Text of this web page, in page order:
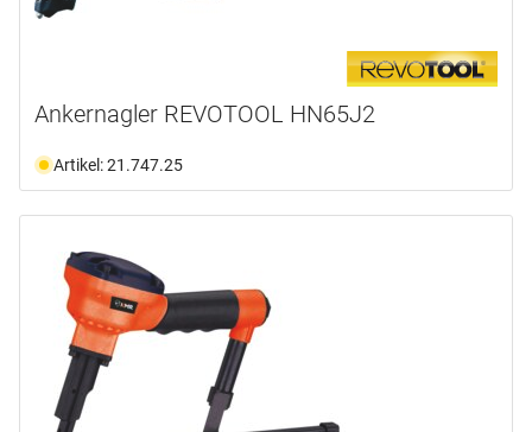
Ankernagler REVOTOOL HN65J2
Artikel: 21.747.25